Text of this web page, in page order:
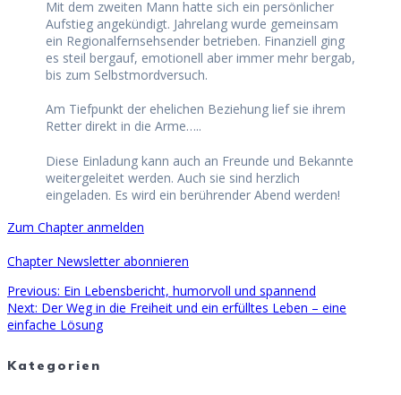
Mit dem zweiten Mann hatte sich ein persönlicher
Aufstieg angekündigt. Jahrelang wurde gemeinsam
ein Regionalfernsehsender betrieben. Finanziell ging
es steil bergauf, emotionell aber immer mehr bergab,
bis zum Selbstmordversuch.
Am Tiefpunkt der ehelichen Beziehung lief sie ihrem
Retter direkt in die Arme…..
Diese Einladung kann auch an Freunde und Bekannte
weitergeleitet werden. Auch sie sind herzlich
eingeladen. Es wird ein berührender Abend werden!
Zum Chapter anmelden
Chapter Newsletter abonnieren
Beitragsnavigation
Previous: Previous
post:
Ein Lebensbericht, humorvoll und spannend
Next: Next
post:
Der Weg in die Freiheit und ein erfülltes Leben – eine
einfache Lösung
Kategorien